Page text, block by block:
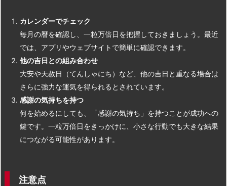
カレンダーでチェック
毎月の暦を確認し、一粒万倍日を把握しておきましょう。最近
では、アプリやウェブサイトで簡単に確認できます。
他の吉日との組み合わせ
大安や天赦日（てんしゃにち）など、他の吉日と重なる場合は
さらに強力な運気を得られるとされています。
感謝の気持ちを持つ
何を始めるにしても、「感謝の気持ち」を持つことが成功への
鍵です。一粒万倍日をきっかけに、小さな行動でも大きな結果
につながる可能性があります。
注意点